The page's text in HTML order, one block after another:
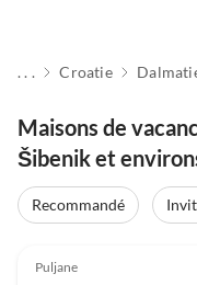
. . . Croatie
Maisons de
Šibenik et
Recommandé
Puljane